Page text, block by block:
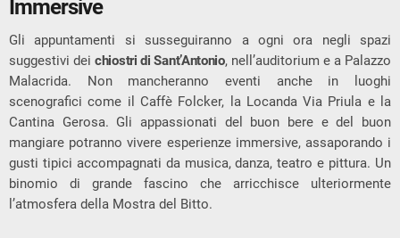
Immersive
Gli appuntamenti si susseguiranno a ogni ora negli spazi
suggestivi deichiostri di Sant’Antonio, nell’auditorium e a Palazzo
Malacrida. Non mancheranno eventi anche in luoghi
scenografici come il Caffè Folcker, la Locanda Via Priula e la
Cantina Gerosa. Gli appassionati del buon bere e del buon
mangiare potranno vivere esperienze immersive, assaporando i
gusti tipici accompagnati da musica, danza, teatro e pittura. Un
binomio di grande fascino che arricchisce ulteriormente
l’atmosfera della Mostra del Bitto.